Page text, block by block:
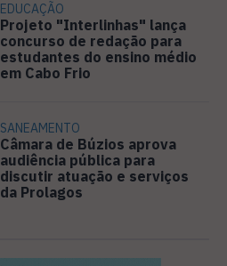
EDUCAÇÃO
Projeto "Interlinhas" lança
concurso de redação para
estudantes do ensino médio
em Cabo Frio
SANEAMENTO
Câmara de Búzios aprova
audiência pública para
discutir atuação e serviços
da Prolagos